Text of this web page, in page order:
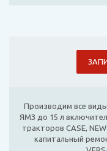
Производим все виды
ЯМЗ до 15 л
тракторов CASE,
капитальный